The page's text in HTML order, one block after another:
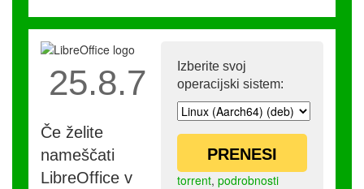
Izberite svoj
operacijski sistem:
PRENESI
torrent, podrobnosti
25.8.7
Če želite
nameščati
LibreOffice v